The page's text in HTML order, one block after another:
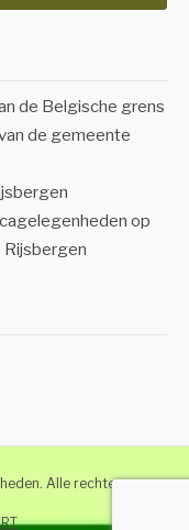
de Belgische grens
de gemeente
op
Alle rechten